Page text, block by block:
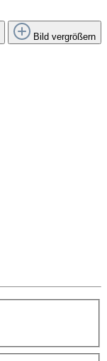
Bild vergrößern